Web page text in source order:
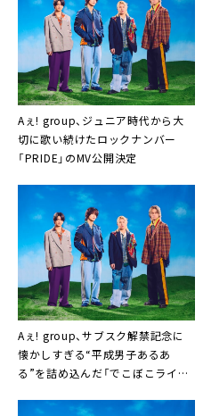
Aぇ! group、ジュニア時代から大
切に歌い続けたロックナンバー
「PRIDE」のMV公開決定
Aぇ! group、サブスク解禁記念に
懐かしすぎる“平成男子あるあ
る”を詰め込んだ「でこぼこライ